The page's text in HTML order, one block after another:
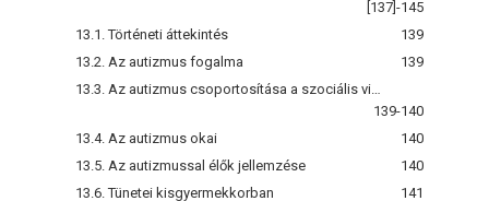
[137]-145
13.1. Történeti áttekintés
139
13.2. Az autizmus fogalma
139
139-140
13.4. Az autizmus okai
140
13.5. Az autizmussal élők jellemzése
140
13.6. Tünetei kisgyermekkorban
141